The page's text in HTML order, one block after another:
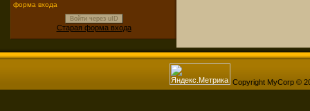
форма входа
Войти через uID
Старая форма входа
Copyright MyCorp ©